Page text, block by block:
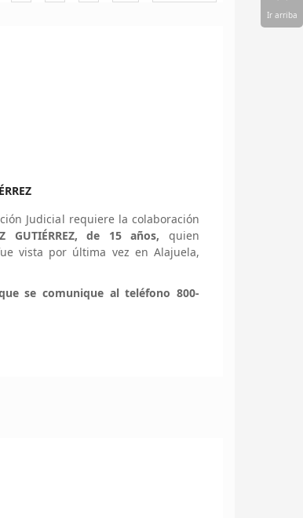
Judicial requiere la colaboración
GUTIÉRREZ, de 15 años,quien
vista por última vez en Alajuela,
se comunique al teléfono 800-
Ir arriba